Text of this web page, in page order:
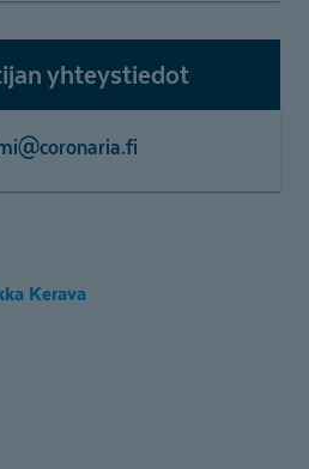
yhteystiedot
Kerava